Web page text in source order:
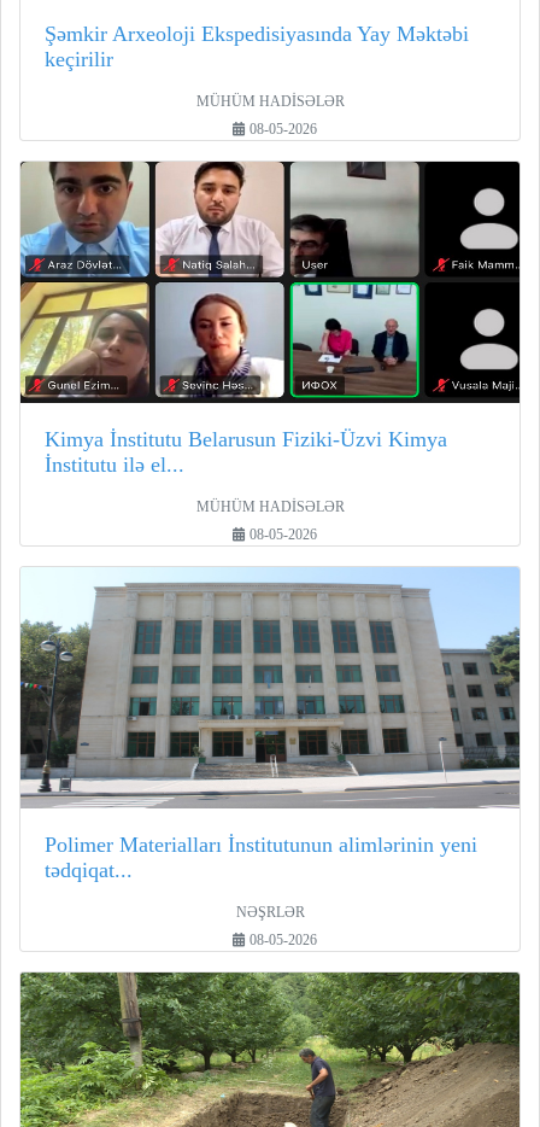
Şəmkir Arxeoloji Ekspedisiyasında Yay Məktəbi
keçirilir
MÜHÜM HADİSƏLƏR
08-05-2026
Kimya İnstitutu Belarusun Fiziki-Üzvi Kimya
İnstitutu ilə el...
MÜHÜM HADİSƏLƏR
08-05-2026
Polimer Materialları İnstitutunun alimlərinin yeni
tədqiqat...
NƏŞRLƏR
08-05-2026